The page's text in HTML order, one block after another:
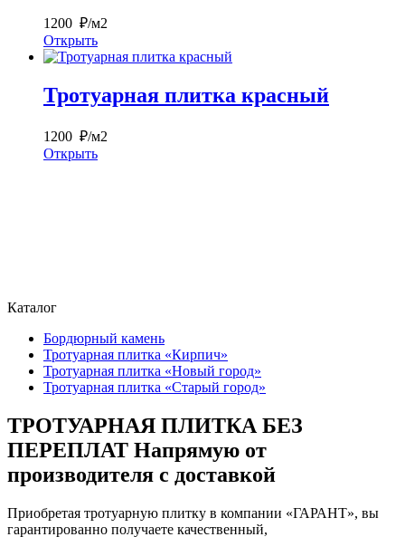
1200 ₽/м2
Открыть
Тротуарная плитка красный
1200 ₽/м2
Открыть
Каталог
Бордюрный камень
Тротуарная плитка «Кирпич»
Тротуарная плитка «Новый город»
Тротуарная плитка «Старый город»
ТРОТУАРНАЯ ПЛИТКА БЕЗ
ПЕРЕПЛАТ Напрямую от
производителя с доставкой
Приобретая тротуарную плитку в компании «ГАРАНТ», вы
гарантированно получаете качественный,